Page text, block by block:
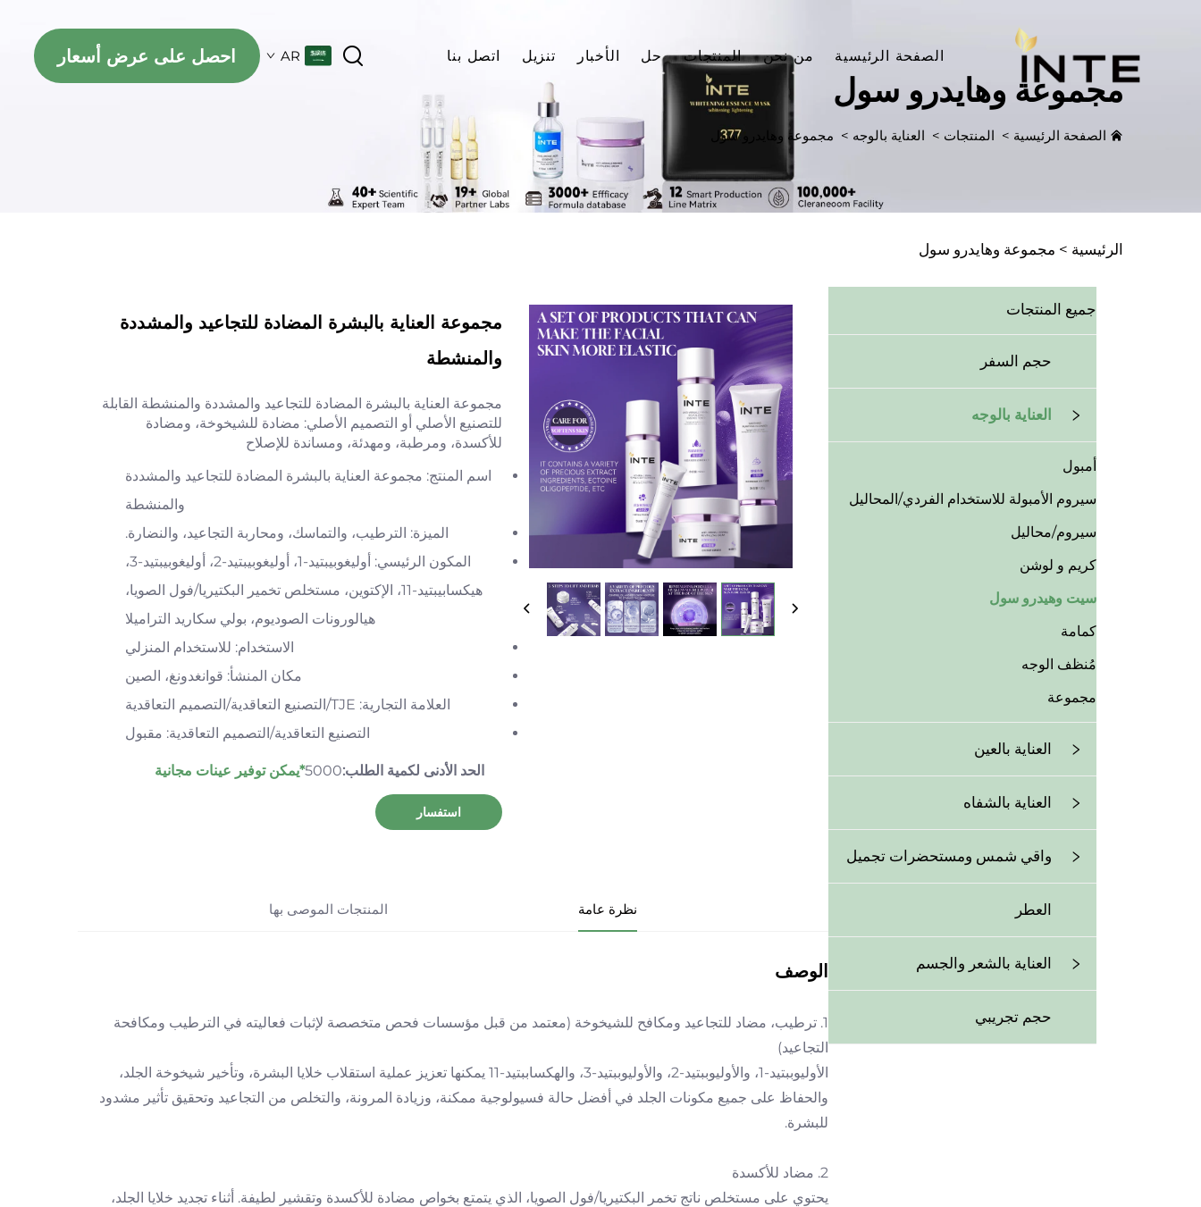
الصفحة الرئيسية من نحن المنتجات حل الأخبار تنزيل اتصل بنا AR احصل على عرض أسعار
مجموعة وهايدرو سول
الصفحة الرئيسية > المنتجات > العناية بالوجه > مجموعة وهايدرو سول
الرئيسية > مجموعة وهايدرو سول
جميع المنتجات
حجم السفر
العناية بالوجه
أمبول
سيروم الأمبولة للاستخدام الفردي/المحاليل
سيروم/محاليل
كريم و لوشن
سيت وهيدرو سول
كمامة
مُنظف الوجه
مجموعة
العناية بالعين
العناية بالشفاه
واقي شمس ومستحضرات تجميل
العطر
العناية بالشعر والجسم
حجم تجريبي
مجموعة العناية بالبشرة المضادة للتجاعيد والمشددة
والمنشطة
مجموعة العناية بالبشرة المضادة للتجاعيد والمشددة والمنشطة القابلة
للتصنيع الأصلي أو التصميم الأصلي: مضادة للشيخوخة، ومضادة
للأكسدة، ومرطبة، ومهدئة، ومساندة للإصلاح
اسم المنتج: مجموعة العناية بالبشرة المضادة للتجاعيد والمشددة
والمنشطة
الميزة: الترطيب، والتماسك، ومحاربة التجاعيد، والنضارة.
المكون الرئيسي: أوليغوبيبتيد-1، أوليغوبيبتيد-2، أوليغوبيبتيد-3،
هيكسابيبتيد-11، الإكتوين، مستخلص تخمير البكتيريا/فول الصويا،
هيالورونات الصوديوم، بولي سكاريد التراميلا
الاستخدام: للاستخدام المنزلي
مكان المنشأ: قوانغدونغ، الصين
العلامة التجارية: TJE/التصنيع التعاقدية/التصميم التعاقدية
التصنيع التعاقدية/التصميم التعاقدية: مقبول
الحد الأدنى لكمية الطلب:5000*يمكن توفير عينات مجانية
استفسار
نظرة عامة المنتجات الموصى بها
الوصف
1. ترطيب، مضاد للتجاعيد ومكافح للشيخوخة (معتمد من قبل مؤسسات فحص متخصصة لإثبات فعاليته في الترطيب ومكافحة
التجاعيد)
الأوليوببتيد-1، والأوليوببتيد-2، والأوليوببتيد-3، والهكساببتيد-11 يمكنها تعزيز عملية استقلاب خلايا البشرة، وتأخير شيخوخة الجلد،
والحفاظ على جميع مكونات الجلد في أفضل حالة فسيولوجية ممكنة، وزيادة المرونة، والتخلص من التجاعيد وتحقيق تأثير مشدود
للبشرة.
2. مضاد للأكسدة
يحتوي على مستخلص ناتج تخمر البكتيريا/فول الصويا، الذي يتمتع بخواص مضادة للأكسدة وتقشير لطيفة. أثناء تجديد خلايا الجلد،